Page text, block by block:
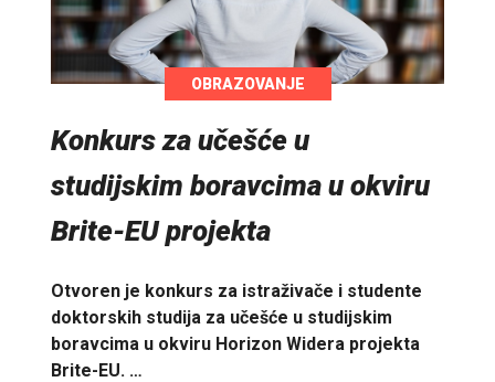
OBRAZOVANJE
Konkurs za učešće u
studijskim boravcima u okviru
Brite-EU projekta
Otvoren je konkurs za istraživače i studente
doktorskih studija za učešće u studijskim
boravcima u okviru Horizon Widera projekta
Brite-EU. …